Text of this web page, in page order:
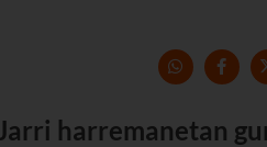
Jarri harremanetan